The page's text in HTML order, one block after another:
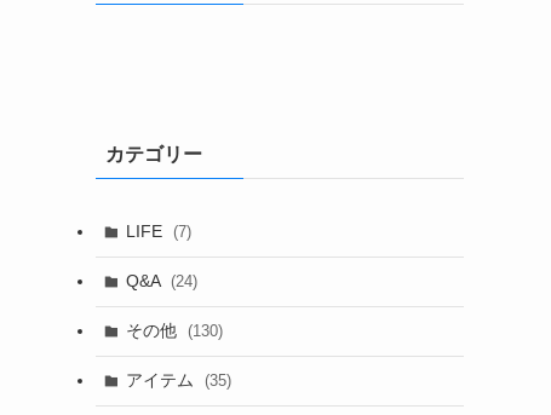
カテゴリー
LIFE (7)
Q&A (24)
その他 (130)
アイテム (35)